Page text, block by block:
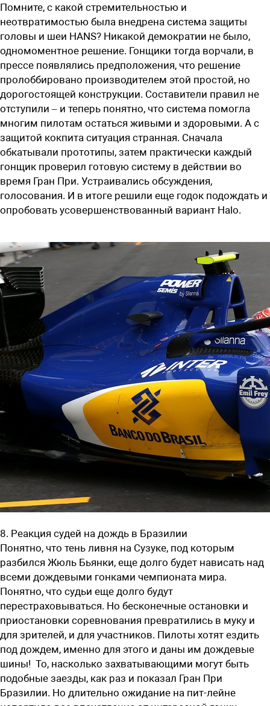
Помните, с какой стремительностью и
неотвратимостью была внедрена система защиты
головы и шеи HANS? Никакой демократии не было,
одномоментное решение. Гонщики тогда ворчали, в
прессе появлялись предположения, что решение
пролоббировано производителем этой простой, но
дорогостоящей конструкции. Составители правил не
отступили – и теперь понятно, что система помогла
многим пилотам остаться живыми и здоровыми. А с
защитой кокпита ситуация странная. Сначала
обкатывали прототипы, затем практически каждый
гонщик проверил готовую систему в действии во
время Гран При. Устраивались обсуждения,
голосования. И в итоге решили еще годок подождать и
опробовать усовершенствованный вариант Halo.
8. Реакция судей на дождь в Бразилии
Понятно, что тень ливня на Сузуке, под которым
разбился Жюль Бьянки, еще долго будет нависать над
всеми дождевыми гонками чемпионата мира.
Понятно, что судьи еще долго будут
перестраховываться. Но бесконечные остановки и
приостановки соревнования превратились в муку и
для зрителей, и для участников. Пилоты хотят ездить
под дождем, именно для этого и даны им дождевые
шины! То, насколько захватывающими могут быть
подобные заезды, как раз и показал Гран При
Бразилии. Но длительно ожидание на пит-лейне